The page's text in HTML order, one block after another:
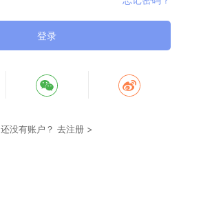
登录
还没有账户？ 去注册 >